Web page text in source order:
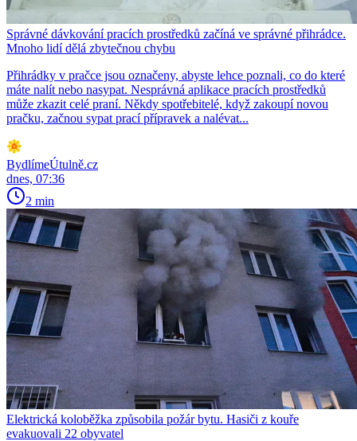
Správné dávkování pracích prostředků začíná ve správné přihrádce.
Mnoho lidí dělá zbytečnou chybu
Přihrádky v pračce jsou označeny, abyste lehce poznali, co do které
máte nalít nebo nasypat. Nesprávná aplikace pracích prostředků
může zkazit celé praní. Někdy spotřebitelé, když zakoupí novou
pračku, začnou sypat prací přípravek a nalévat...
BydlímeÚtulně.cz
dnes, 07:36
2 min
Elektrická koloběžka způsobila požár bytu. Hasiči z kouře
evakuovali 22 obyvatel